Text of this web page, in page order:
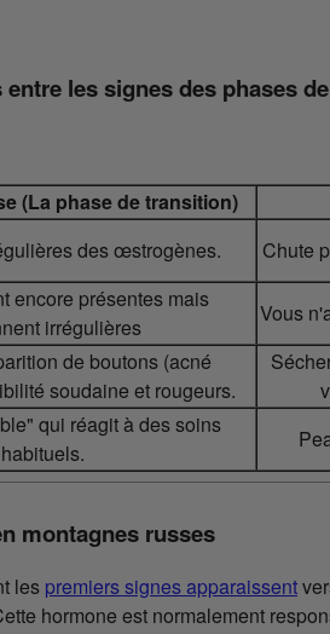
les signes des phases
(La phase de transition)
des œstrogènes. Chute
encore présentes mais
irrégulières
Vous
de boutons (acné
soudaine et rougeurs.
qui réagit à des soins
habituels.
montagnes russes
les premiers signes apparaissent
hormone est normalement